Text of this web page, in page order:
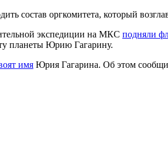
состав оргкомитета, который
экспедиции на МКС подняли
планеты Юрию Гагарину.
имя Юрия Гагарина. Об этом